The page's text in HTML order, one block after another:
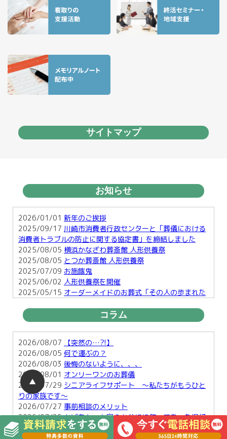
サイトマップ
お知らせ
2026/01/01 新年のご挨拶
2025/09/17 川崎市消費者行政センターと「葬儀における
消費者トラブルの防止に関する協定書」を締結しました
2025/08/05 横浜かなざわ葬斎館 人形供養祭
2025/08/05 とつか葬斎館 人形供養祭
2025/07/09 お施餓鬼
2025/06/02 人形供養祭を開催
2025/05/15 オーダーメイドのお葬式「その人の歩まれた
2025/03/25
2025/01/29 横須賀で行う明るい葬儀とは
2025/01/17 お正月のお楽しみ２
コラム
2026/08/07
【突然の…?!】
2026/08/05 何で運ぶの？
2026/08/03 後悔のないように、、、
2026/08/01 オンリーワンのお葬儀
2026/07/29 シニアライフサポート ～私たちがもうひと
りの家族です～
2026/07/27 事前相談のメリット
2026/07/25 おばあちゃん家のお盆にに飾ってあった提灯
のこと
▲